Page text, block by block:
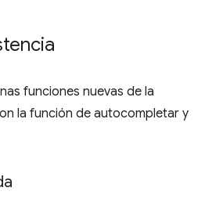
funciones nuevas de la
la función de autocompletar y